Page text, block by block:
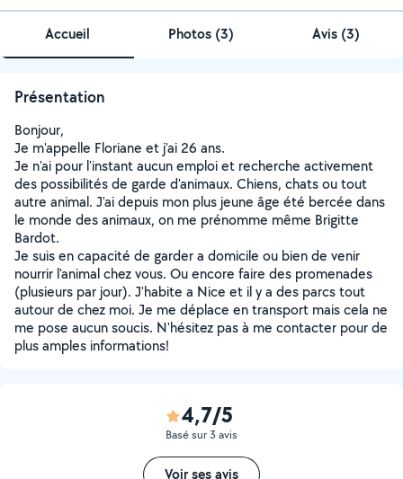
Accueil Photos (3) Avis (3)
Présentation
Bonjour,
Je m'appelle Floriane et j'ai 26 ans.
Je n'ai pour l'instant aucun emploi et recherche activement
des possibilités de garde d'animaux. Chiens, chats ou tout
autre animal. J'ai depuis mon plus jeune âge été bercée dans
le monde des animaux, on me prénomme même Brigitte
Bardot.
Je suis en capacité de garder a domicile ou bien de venir
nourrir l'animal chez vous. Ou encore faire des promenades
(plusieurs par jour). J'habite a Nice et il y a des parcs tout
autour de chez moi. Je me déplace en transport mais cela ne
me pose aucun soucis. N'hésitez pas à me contacter pour de
plus amples informations!
4,7/5
Basé sur 3 avis
Voir ses avis